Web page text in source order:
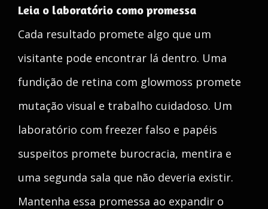
Leia o laboratório como promessa
Cada resultado promete algo que um
visitante pode encontrar lá dentro. Uma
fundição de retina com glowmoss promete
mutação visual e trabalho cuidadoso. Um
laboratório com freezer falso e papéis
suspeitos promete burocracia, mentira e
uma segunda sala que não deveria existir.
Mantenha essa promessa ao expandir o